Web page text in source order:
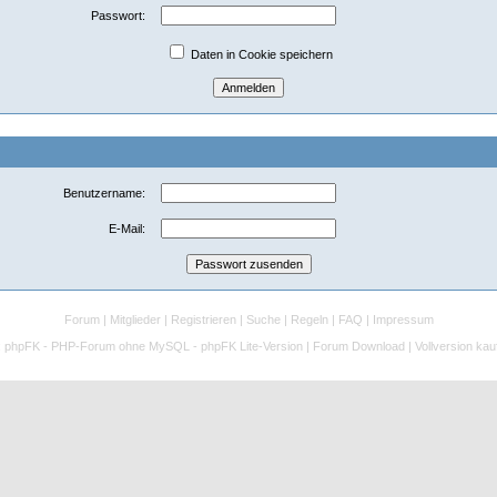
Passwort:
Daten in Cookie speichern
Benutzername:
E-Mail:
Forum Mitglieder Registrieren Suche Regeln FAQ
Impressum
phpFK - PHP-Forum ohne MySQL - phpFK Lite-Version Forum Download Vollversion